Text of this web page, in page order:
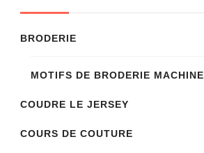
BRODERIE
MOTIFS DE BRODERIE MACHINE
COUDRE LE JERSEY
COURS DE COUTURE